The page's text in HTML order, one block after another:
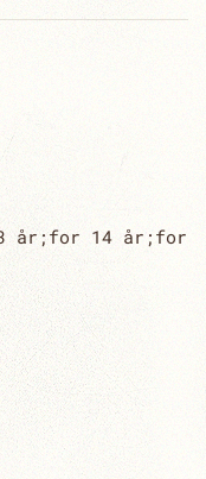
år;for 14 år;for